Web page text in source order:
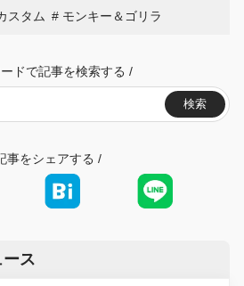
スタム モンキー＆ゴリラ
ドで記事を検索する /
検索
事をシェアする /
ス